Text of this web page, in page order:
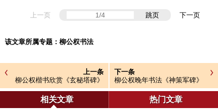
上一页 跳页 下一页
该文章所属专题： 柳公权书法
上一条
柳公权楷书欣赏《玄秘塔碑》
高清全文
下一条
柳公权晚年书法《神策军碑》
相关文章 热门文章